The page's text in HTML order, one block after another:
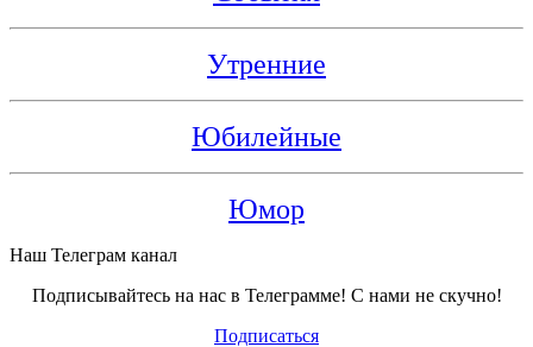
Утренние
Юбилейные
Юмор
Наш Телеграм канал
Подписывайтесь на нас в Телеграмме! С нами не скучно!
Подписаться